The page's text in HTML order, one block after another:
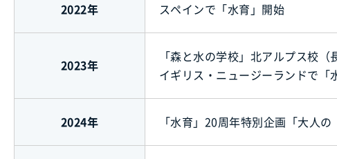
2022年 スペインで「水育」開始
2023年
「森と水の学校」北アルプス校（
イギリス・ニュージーランドで「
2024年 「水育」20周年特別企画「大人